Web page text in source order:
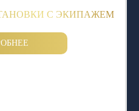
С ЭКИПАЖЕМ